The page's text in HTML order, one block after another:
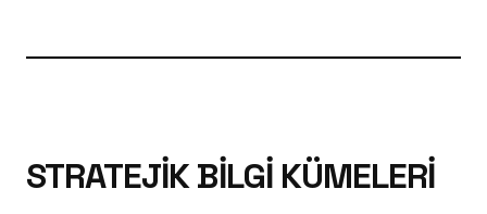
STRATEJIK BILGI KÜMELERI